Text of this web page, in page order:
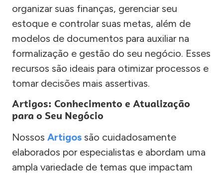
organizar suas finanças, gerenciar seu
estoque e controlar suas metas, além de
modelos de documentos para auxiliar na
formalização e gestão do seu negócio. Esses
recursos são ideais para otimizar processos e
tomar decisões mais assertivas.
Artigos: Conhecimento e Atualização
para o Seu Negócio
Nossos Artigos são cuidadosamente
elaborados por especialistas e abordam uma
ampla variedade de temas que impactam